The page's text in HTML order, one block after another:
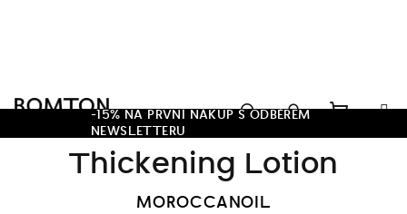
-15% NA PRVNÍ NÁKUP S ODBĚREM
NEWSLETTERU
Hledat
Přihlášení
Thickening Lotion
MOROCCANOIL